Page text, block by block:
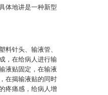
体地讲是一种新型
料针头、输液管、
，在给病人进行输
液贴固定，在输液
在揭输液贴的同时
疼痛感，给病人增